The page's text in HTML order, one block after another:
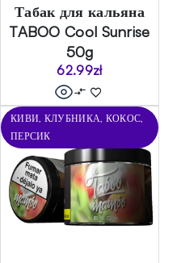
Табак для кальяна
TABOO Cool Sunrise
50g
62.99zł
КИВИ, КЛУБНИКА, КОКОС,
ПЕРСИК